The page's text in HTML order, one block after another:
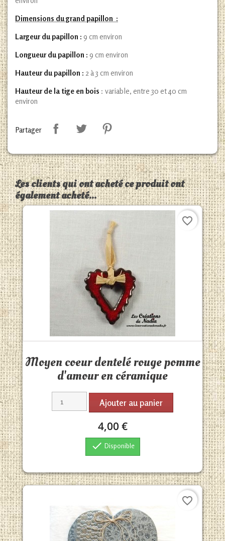
Dimensions du grand papillon :
Largeur du papillon : 9 cm environ
Longueur du papillon : 9 cm environ
Hauteur du papillon : 2 à 3 cm environ
Hauteur de la tige en bois : variable, entre 30 et 40 cm
environ
Partager
Les clients qui ont acheté ce produit ont
également acheté...
Moyen coeur dentelé rouge pomme
d'amour en céramique
Ajouter au panier
4,00 €
 Disponible
favorite_border
favorite_border